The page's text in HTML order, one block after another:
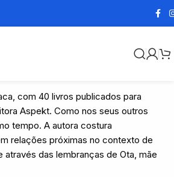
com 40 livros publicados para
Aspekt. Como nos seus outros
tempo. A autora costura
relações próximas no contexto de
das lembranças de Ota, mãe